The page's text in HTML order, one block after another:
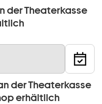
der Theaterkasse
der Theaterkasse
erhältlich